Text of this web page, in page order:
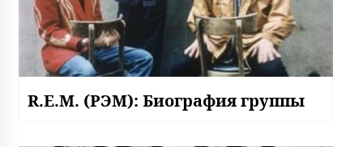
R.E.M. (РЭМ): Биография группы